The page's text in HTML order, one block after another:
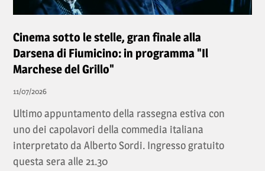
Cinema sotto le stelle, gran finale alla
Darsena di Fiumicino: in programma "Il
Marchese del Grillo"
11/07/2026
Ultimo appuntamento della rassegna estiva con
uno dei capolavori della commedia italiana
interpretato da Alberto Sordi. Ingresso gratuito
questa sera alle 21.30